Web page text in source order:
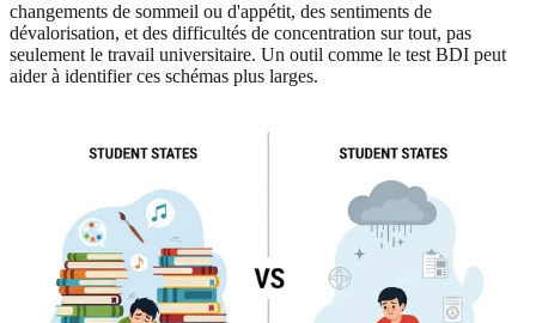
changements de sommeil ou d'appétit, des sentiments de
dévalorisation, et des difficultés de concentration sur tout, pas
seulement le travail universitaire. Un outil comme le test BDI peut
aider à identifier ces schémas plus larges.